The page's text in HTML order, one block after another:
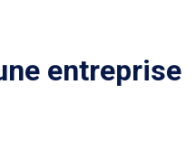
entreprise